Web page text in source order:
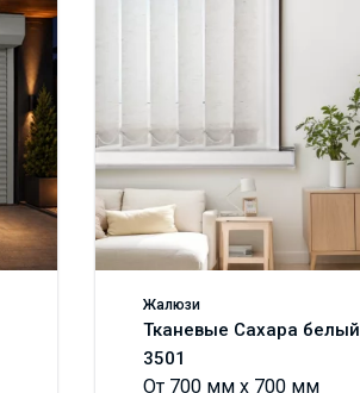
Жалюзи
Тканевые Сахара белый
3501
От 700 мм x 700 мм